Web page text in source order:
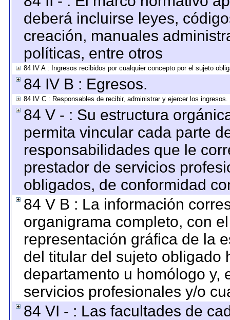
deberá incluirse leyes,
creación, manuales
políticas, entre otros
84 IV A : Ingresos recibidos por cualquier concepto por el sujeto
84 IV B : Egresos.
84 IV C : Responsables de recibir, administrar y ejercer los ingresos.
84 V - : Su estructura
permita vincular cada parte
responsabilidades que le
prestador de servicios
obligados, de conformidad
84 V B : La información
organigrama completo, con
representación gráfica de la
del titular del sujeto obligado
departamento u homólogo y,
servicios profesionales y/o
84 VI - : Las facultades de